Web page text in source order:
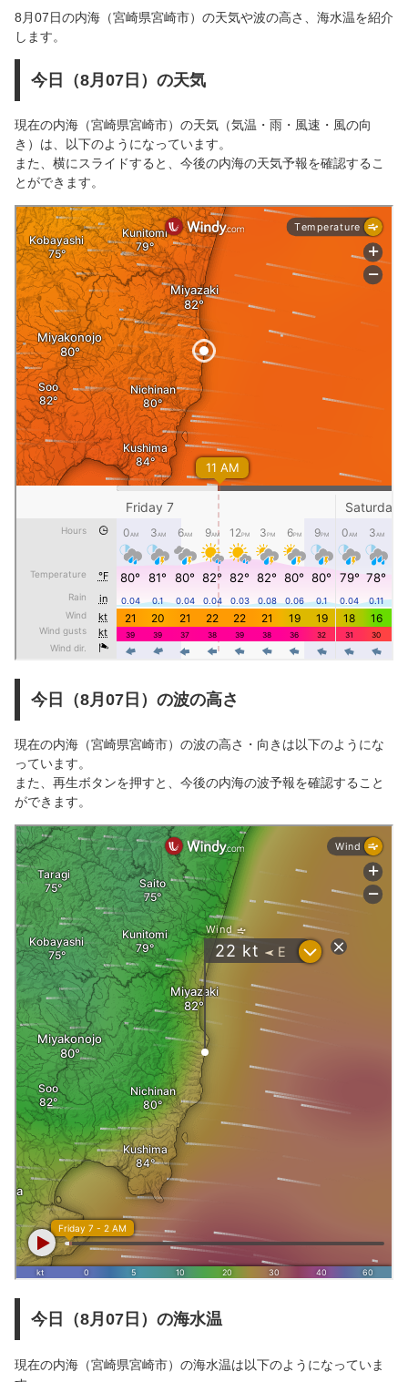
8月07日の内海（宮崎県宮崎市）の天気や波の高さ、海水温を紹介
します。
今日（8月07日）の天気
現在の内海（宮崎県宮崎市）の天気（気温・雨・風速・風の向
き）は、以下のようになっています。
また、横にスライドすると、今後の内海の天気予報を確認するこ
とができます。
今日（8月07日）の波の高さ
現在の内海（宮崎県宮崎市）の波の高さ・向きは以下のようにな
っています。
また、再生ボタンを押すと、今後の内海の波予報を確認すること
ができます。
今日（8月07日）の海水温
現在の内海（宮崎県宮崎市）の海水温は以下のようになっていま